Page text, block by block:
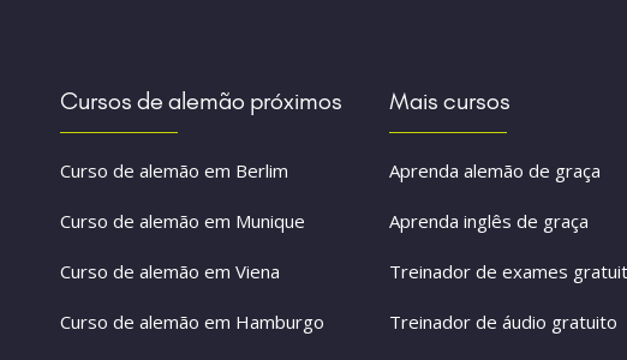
Cursos de alemão próximos
Curso de alemão em Berlim
Curso de alemão em Munique
Curso de alemão em Viena
Curso de alemão em Hamburgo
Mais cursos
Aprenda alemão de graça
Aprenda inglês de graça
Treinador de exames
Treinador de áudio gratuito